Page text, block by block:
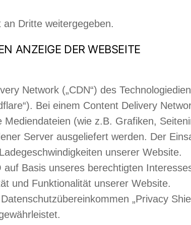
Dritte weitergegeben.
ANZEIGE DER WEBSEITE
Network („CDN“) des
Bei einem Content Delivery
(wie z.B. Grafiken,
Server ausgeliefert werden. Der
unserer Website.
Basis unseres berechtigten
und Funktionalität unserer Website.
„Privacy